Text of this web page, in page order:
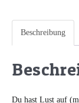
Beschreibung
Du hast Lust auf